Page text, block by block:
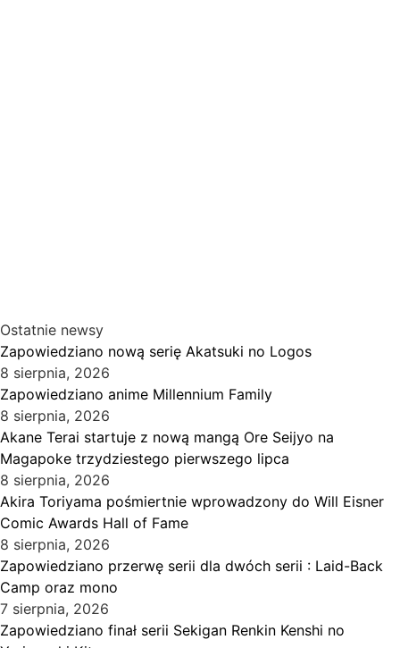
Ostatnie newsy
Zapowiedziano nową serię Akatsuki no Logos
8 sierpnia, 2026
Zapowiedziano anime Millennium Family
8 sierpnia, 2026
Akane Terai startuje z nową mangą Ore Seijyo na
Magapoke trzydziestego pierwszego lipca
8 sierpnia, 2026
Akira Toriyama pośmiertnie wprowadzony do Will Eisner
Comic Awards Hall of Fame
8 sierpnia, 2026
Zapowiedziano przerwę serii dla dwóch serii : Laid-Back
Camp oraz mono
7 sierpnia, 2026
Zapowiedziano finał serii Sekigan Renkin Kenshi no